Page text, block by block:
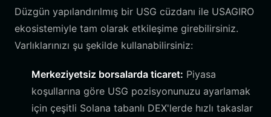
Düzgün yapılandırılmış bir USG cüzdanı ile USAGIRO
ekosistemiyle tam olarak etkileşime girebilirsiniz.
Varlıklarınızı şu şekilde kullanabilirsiniz:
Merkeziyetsiz borsalarda ticaret: Piyasa
koşullarına göre USG pozisyonunuzu ayarlamak
için çeşitli Solana tabanlı DEX'lerde hızlı takaslar